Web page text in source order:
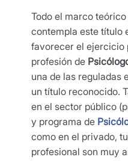
Todo el marco
contempla este título
favorecer el ejercicio
profesión de
una de las reguladas
un título reconocido.
en el sector público
y programa de
como en el privado,
profesional son muy